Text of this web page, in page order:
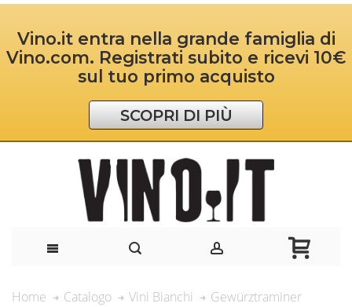
Vino.it entra nella grande famiglia di
Vino.com. Registrati subito e ricevi 10€
sul tuo primo acquisto
SCOPRI DI PIÙ
Home Catalogo Vini Bianchi Gewürztraminer